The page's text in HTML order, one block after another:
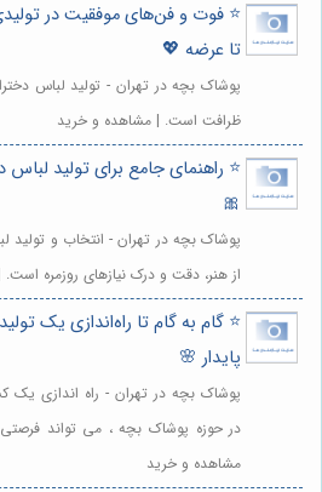
⭐️ فوت و فن‌های موفقیت در
تا عرضه 💖
پوشاک بچه در تهران - تولید لباس
ظرافت است. | مشاهده و خرید
⭐️ راهنمای جامع برای تولید
🎀
پوشاک بچه در تهران - انتخاب و تولید
از هنر، دقت و درک نیازهای روزمره
⭐️ گام به گام تا راه‌اندازی یک
پایدار 🌸
پوشاک بچه در تهران - راه اندازی یک
در حوزه پوشاک بچه ، می تواند
مشاهده و خرید